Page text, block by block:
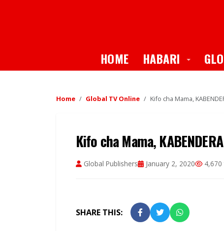
HOME HABARI Toggle
Home Global TV Online Kifo cha Mama,
Kifo cha Mama,
Global Publishers January 2, 2020 4,670
SHARE THIS: